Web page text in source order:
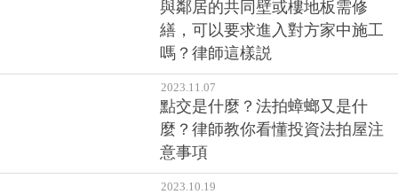
與鄰居的共同壁或樓地板需修
繕，可以要求進入對方家中施工
嗎？律師這樣説
2023.11.07
點交是什麼？法拍蟑螂又是什
麼？律師教你看懂投資法拍屋注
意事項
2023.10.19